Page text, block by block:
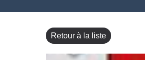
Retour à la liste